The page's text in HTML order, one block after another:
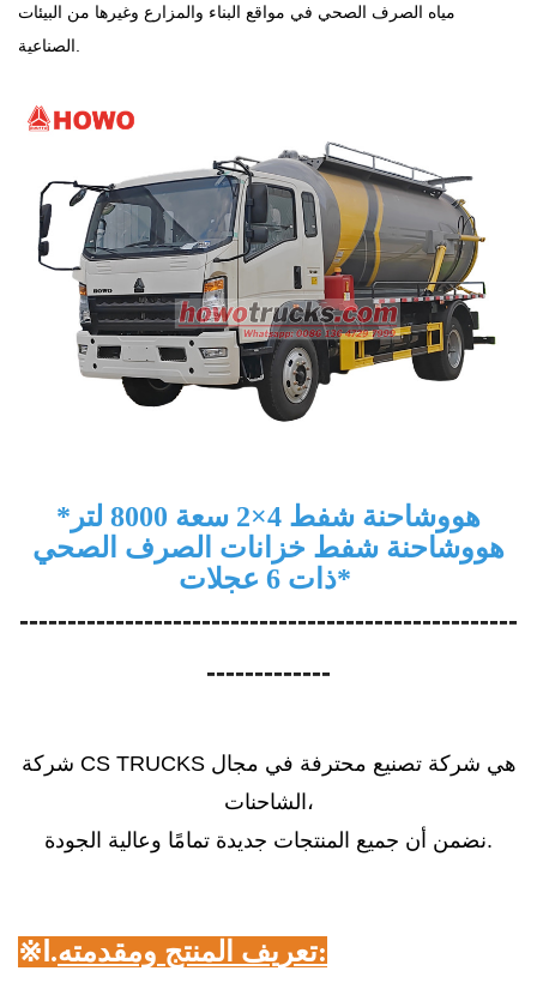
مياه الصرف الصحي في مواقع البناء والمزارع وغيرها من البيئات
* هووشاحنة شفط 4×2 سعة 8000 لتر
هووشاحنة شفط خزانات الصرف الصحي
ذات 6 عجلات*
----------------------------------------------------
-------------
شركة CS TRUCKS هي شركة تصنيع محترفة في مجال
الشاحنات،
نضمن أن جميع المنتجات جديدة تمامًا وعالية الجودة.
※ Ⅰ. تعريف المنتج ومقدمته: